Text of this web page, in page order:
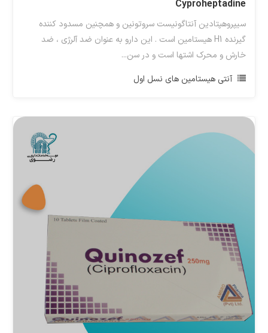
Cyproheptadine
سیپروهپتادین آنتاگونیست سروتونین و همچنین مسدود کننده
گیرنده H1 هیستامین است . این دارو به عنوان ضد آلرژی ، ضد
خارش و محرک اشتها است و در سن...
آنتی هیستامین های نسل اول